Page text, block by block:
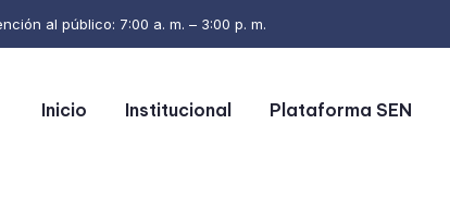
al público: 7:00 a. m. – 3:00 p. m.
Inicio Institucional Plataforma SEN